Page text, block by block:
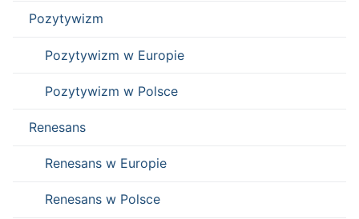
Pozytywizm
Pozytywizm w Europie
Pozytywizm w Polsce
Renesans
Renesans w Europie
Renesans w Polsce